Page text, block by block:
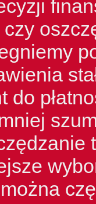
czy
do